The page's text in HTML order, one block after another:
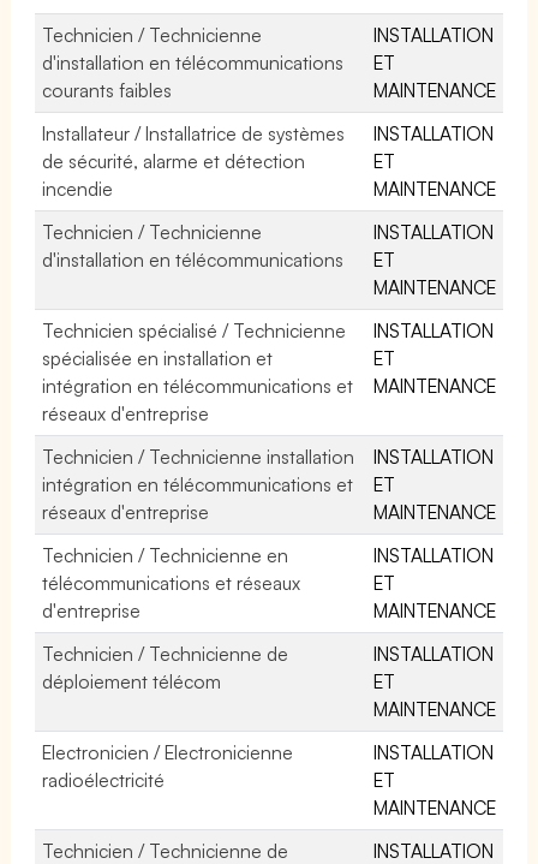
Technicien / Technicienne
d'installation en télécommunications
courants faibles
INSTALLATION
ET
MAINTENANCE
Installateur / Installatrice de systèmes
de sécurité, alarme et détection
incendie
INSTALLATION
ET
MAINTENANCE
Technicien / Technicienne
d'installation en télécommunications
INSTALLATION
ET
MAINTENANCE
Technicien spécialisé / Technicienne
spécialisée en installation et
intégration en télécommunications et
réseaux d'entreprise
INSTALLATION
ET
MAINTENANCE
Technicien / Technicienne installation
intégration en télécommunications et
réseaux d'entreprise
INSTALLATION
ET
MAINTENANCE
Technicien / Technicienne en
télécommunications et réseaux
d'entreprise
INSTALLATION
ET
MAINTENANCE
Technicien / Technicienne de
déploiement télécom
INSTALLATION
ET
MAINTENANCE
Electronicien / Electronicienne
radioélectricité
INSTALLATION
ET
MAINTENANCE
Technicien / Technicienne de
INSTALLATION